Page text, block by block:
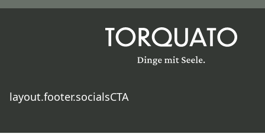
layout.footer.socialsCTA